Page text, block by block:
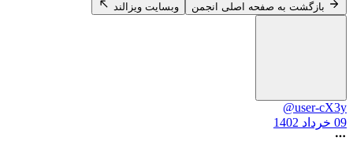
به صفحه اصلی انجمن وبسایت ویزالند